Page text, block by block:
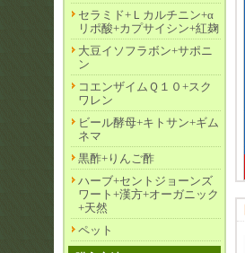
セラミド+Ｌカルチニン+α
リポ酸+カプサイシン+紅麹
大豆イソフラボン+サポニ
ン
コエンザイムＱ１０+スク
ワレン
ビール酵母+キトサン+ギム
ネマ
黒酢+りんご酢
ハーブ+セントジョーンズ
ワート+漢方+オーガニック
+天然
ペット